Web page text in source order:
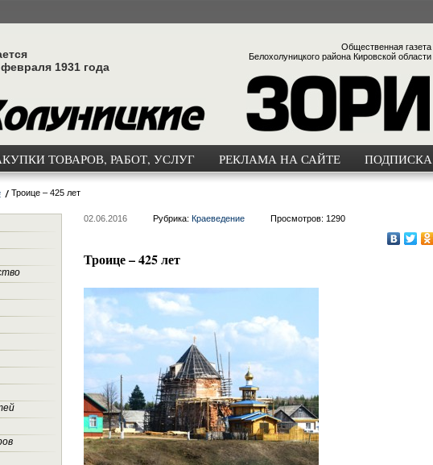
1931 года
Общественная газета
Белохолуницкого района Кировской области
ТОВАРОВ, РАБОТ, УСЛУГ РЕКЛАМА НА САЙТЕ ПОДПИСКА
Троице – 425 лет
02.06.2016 Рубрика: Краеведение Просмотров: 1290
Троице – 425 лет